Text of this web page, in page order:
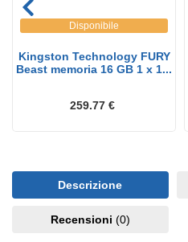
Disponibile
Kingston Technology FURY
Beast memoria 16 GB 1 x 1...
259.77 €
Descrizione
Recensioni (0)